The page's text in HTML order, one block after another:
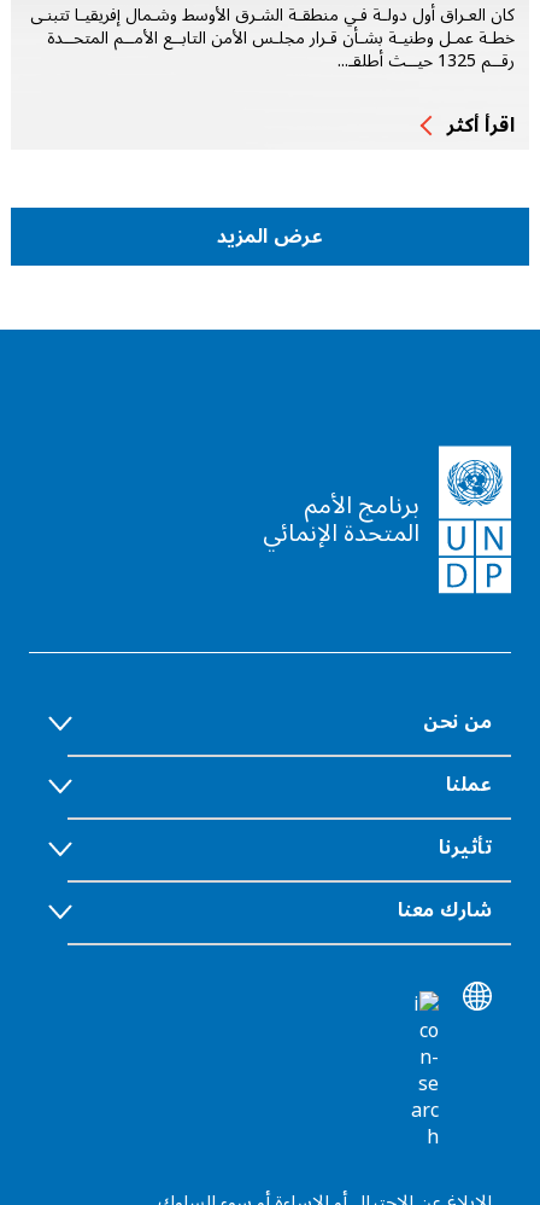
كان العـراق أول دولـة فـي منطقـة الشـرق الأوسط وشـمال إفريقيـا تتبنـى
خطـة عمـل وطنيـة بشـأن قـرار مجلـس الأمن التابــع الأمــم المتحــدة
رقــم 1325 حيــث أطلقـ...
اقرأ أكثر
عرض المزيد
برنامج الأمم
المتحدة الإنمائي
من نحن
عملنا
تأثيرنا
شارك معنا